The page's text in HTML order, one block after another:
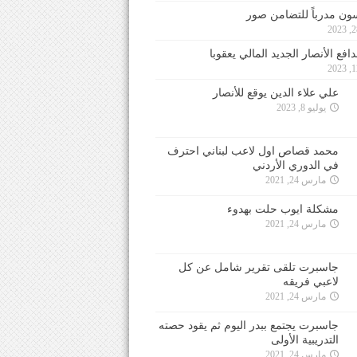
مدرباً للتضامن صور
الأنصار الجديد المالي يعقوبا
علي علاء الدين يوقع للأنصار
يوليو 8, 2023
محمد قصاص اول لاعب لبناني احترف
في الدوري الأردني
مارس 24, 2021
مشكلة ايوب حلت بهدوء
مارس 24, 2021
جاسبرت تلقى تقرير شامل عن كل
لاعبي فريقه
مارس 24, 2021
جاسبرت يجتمع ببدر اليوم ثم يقود حصته
التدريبية الأولى
مارس 24, 2021